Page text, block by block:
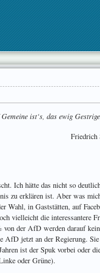
ist‘s, das ewig
Friedrich
Ich hätte das nicht so
zu erklären ist. Aber was
Wahl, in Gaststätten, auf
vielleicht die interessantere
der AfD werden darauf
AfD jetzt an der Regierung.
ist der Spuk vorbei oder
oder Grüne).